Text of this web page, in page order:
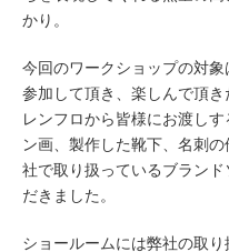
かり。
今回のワークショップの対
参加して頂き、楽しんで頂き
レンフロから皆様にお渡し
ン画、製作した靴下、名刺
社で取り扱っているブラン
だきました。
ショールームには弊社の取